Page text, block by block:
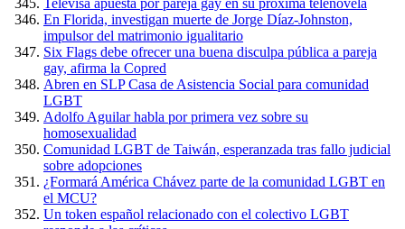
Televisa apuesta por pareja gay en su próxima telenovela
En Florida, investigan muerte de Jorge Díaz-Johnston,
impulsor del matrimonio igualitario
Six Flags debe ofrecer una buena disculpa pública a pareja
gay, afirma la Copred
Abren en SLP Casa de Asistencia Social para comunidad
LGBT
Adolfo Aguilar habla por primera vez sobre su
homosexualidad
Comunidad LGBT de Taiwán, esperanzada tras fallo judicial
sobre adopciones
¿Formará América Chávez parte de la comunidad LGBT en
el MCU?
Un token español relacionado con el colectivo LGBT